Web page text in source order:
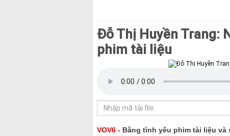
Đỗ Thị Huyền Trang:
phim tài liệu
VOV6 - Bằng tình yêu phim tài liệu và